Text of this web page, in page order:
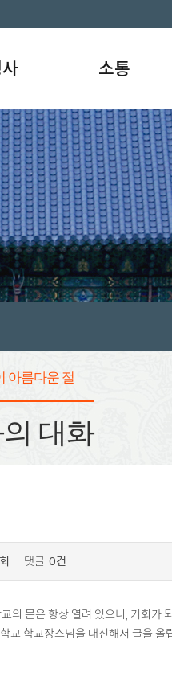
소통
아름다운 절
대화
댓글 0건
의 문은 항상 열려 있으니, 기회가
교 학교장스님을 대신해서 글을 올